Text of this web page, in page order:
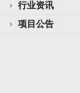
行业资讯
项目公告